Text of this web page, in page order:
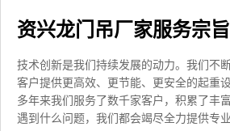
资兴龙门吊厂家服务宗旨
技术创新是我们持续发展的动力。我们不
客户提供更高效、更节能、更安全的起重设
多年来我们服务了数千家客户，积累了丰
遇到什么问题，我们都会竭尽全力提供专